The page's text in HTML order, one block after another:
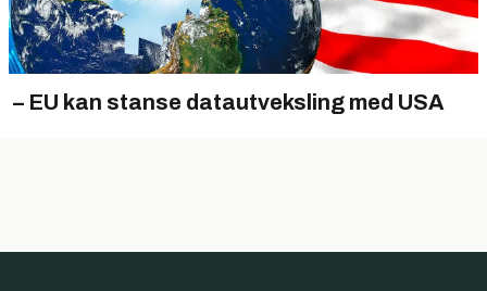
– EU kan stanse datautveksling med USA